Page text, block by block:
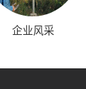
企业风采